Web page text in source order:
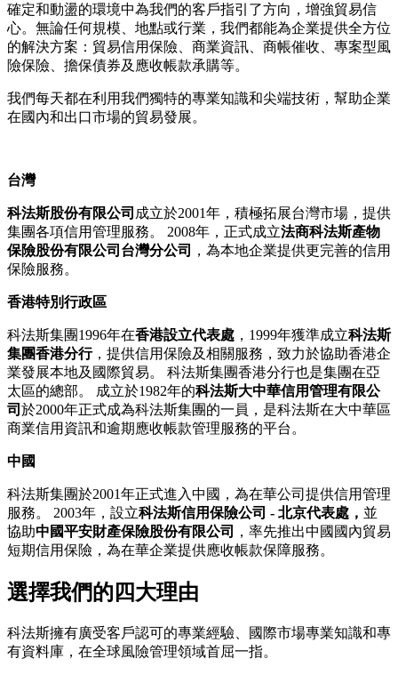
確定和動盪的環境中為我們的客戶指引了方向，增強貿易信
心。無論任何規模、地點或行業，我們都能為企業提供全方位
的解決方案：貿易信用保險、商業資訊、商帳催收、專案型風
險保險、擔保債券及應收帳款承購等。
我們每天都在利用我們獨特的專業知識和尖端技術，幫助企業
在國內和出口市場的貿易發展。
台灣
科法斯股份有限公司 成立於2001年，積極拓展台灣市場，提供
集團各項信用管理服務。 2008年，正式成立法商科法斯產物
保險股份有限公司台灣分公司
，為本地企業提供更完善的信用
保險服務。
香港特別行政區
科法斯集團1996年在香港設立代表處 ，1999年獲準成立科法斯
集團香港分行，提供信用保險及相關服務，致力於協助香港企
業發展本地及國際貿易。 科法斯集團香港分行也是集團在亞
太區的總部。 成立於1982年的科法斯大中華信用管理有限公
司 於2000年正式成為科法斯集團的一員，是科法斯在大中華區
商業信用資訊和逾期應收帳款管理服務的平台。
中國
科法斯集團於2001年正式進入中國，為在華公司提供信用管理
服務。 2003年，設立科法斯信用保險公司 - 北京代表處， 並
協助中國平安財產保險股份有限公司
，率先推出中國國內貿易
短期信用保險，為在華企業提供應收帳款保障服務。
選擇我們的四大理由
科法斯擁有廣受客戶認可的專業經驗、國際市場專業知識和專
有資料庫，在全球風險管理領域首屈一指。